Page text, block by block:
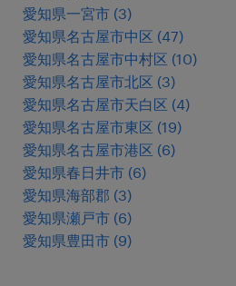
愛知県一宮市 (3)
愛知県名古屋市中区 (47)
愛知県名古屋市中村区 (10)
愛知県名古屋市北区 (3)
愛知県名古屋市天白区 (4)
愛知県名古屋市東区 (19)
愛知県名古屋市港区 (6)
愛知県春日井市 (6)
愛知県海部郡 (3)
愛知県瀬戸市 (6)
愛知県豊田市 (9)